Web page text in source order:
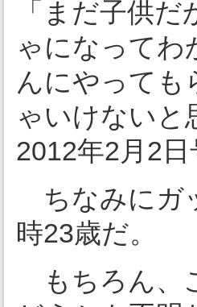
「まだ子供
ゃになってわ
んにやって
ゃいけないと
2012年2月2日
ちなみにガ
時23歳だ。
もちろん、